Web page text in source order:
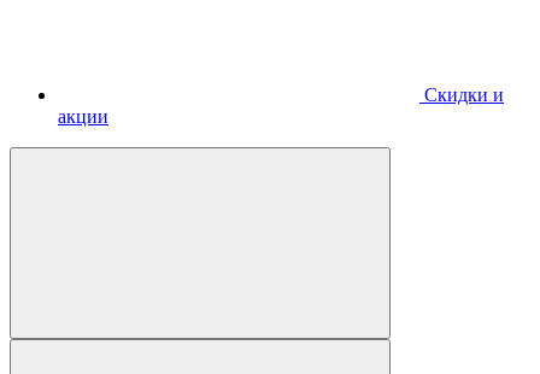
Скидки и
акции